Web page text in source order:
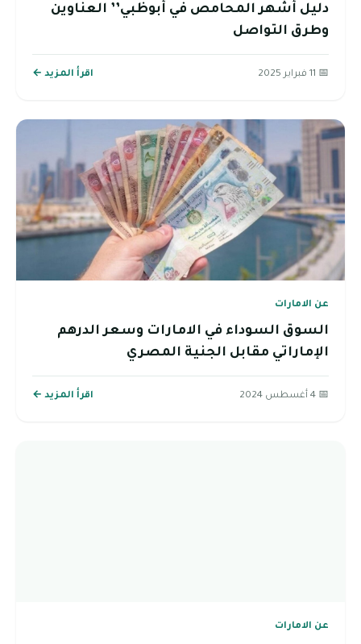
دليل أشهر المحامص في أبوظبي’’ العناوين
وطرق التواصل
📅 11 فبراير 2025 اقرأ المزيد ←
عن الامارات
السوق السوداء في الامارات وسعر الدرهم
الإماراتي مقابل الجنية المصري
📅 4 أغسطس 2024 اقرأ المزيد ←
عن الامارات